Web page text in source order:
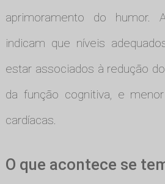
aprimoramento do humor.
indicam que níveis
estar associados à redução
da função cognitiva, e
cardíacas.
O que acontece se